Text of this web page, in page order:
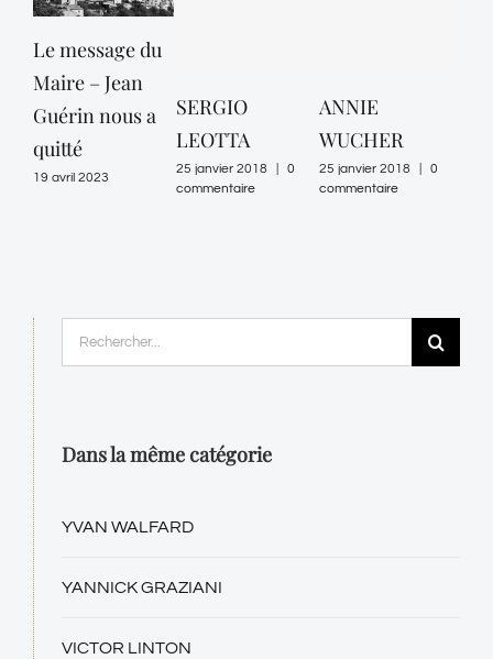
Le message du
Maire – Jean
Guérin nous a
quitté
19 avril 2023
SERGIO
LEOTTA
25 janvier 2018
0
commentaire
ANNIE
WUCHER
25 janvier 2018
0
commentaire
Dans la même catégorie
YVAN WALFARD
YANNICK GRAZIANI
VICTOR LINTON